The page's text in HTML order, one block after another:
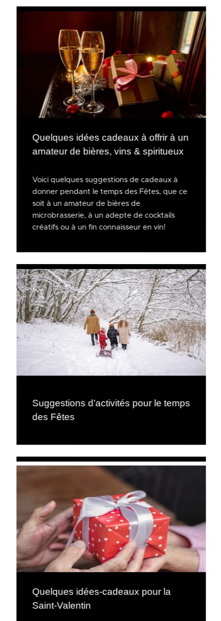
Quelques idées cadeaux à offrir à un
amateur de bières, vins & spiritueux
Voici quelques suggestions de cadeaux à
donner pendant le temps des Fêtes, que ce
soit à un amateur de bières de
microbrasserie, à un adepte de cocktails
créatifs ou à un fin connaisseur en vin!
Suggestions d’activités pour le temps
des Fêtes
Quelques idées-cadeaux pour la
Saint-Valentin